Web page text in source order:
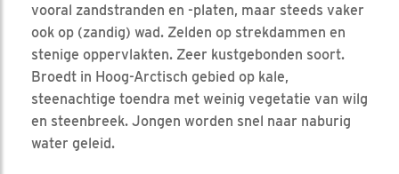
vooral zandstranden en -platen, maar steeds vaker
ook op (zandig) wad. Zelden op strekdammen en
stenige oppervlakten. Zeer kustgebonden soort.
Broedt in Hoog-Arctisch gebied op kale,
steenachtige toendra met weinig vegetatie van wilg
en steenbreek. Jongen worden snel naar naburig
water geleid.